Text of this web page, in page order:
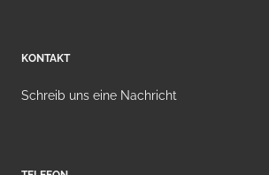
KONTAKT
Schreib uns eine Nachricht